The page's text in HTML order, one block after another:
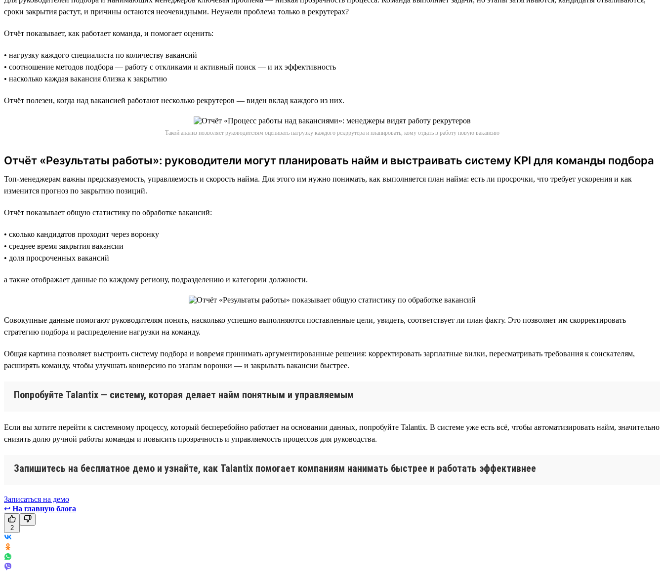
сроки закрытия растут, и причины остаются неочевидными. Неужели проблема только в рекрутерах?
Отчёт показывает, как работает команда, и помогает оценить:
• нагрузку каждого специалиста по количеству вакансий
• соотношение методов подбора — работу с откликами и активный поиск — и их эффективность
• насколько каждая вакансия близка к закрытию
Отчёт полезен, когда над вакансией работают несколько рекрутеров — виден вклад каждого из них.
Такой анализ позволяет руководителям оценивать нагрузку каждого рекррутера и планировать, кому отдать в работу новую вакансию
Отчёт «Результаты работы»: руководители могут планировать найм и выстраивать систему KPI для команды подбора
Топ-менеджерам важны предсказуемость, управляемость и скорость найма. Для этого им нужно понимать, как выполняется план найма: есть ли просрочки, что требует ускорения и как
изменится прогноз по закрытию позиций.
Отчёт показывает общую статистику по обработке вакансий:
• сколько кандидатов проходит через воронку
• среднее время закрытия вакансии
• доля просроченных вакансий
а также отображает данные по каждому региону, подразделению и категории должности.
Совокупные данные помогают руководителям понять, насколько успешно выполняются поставленные цели, увидеть, соответствует ли план факту. Это позволяет им скорректировать
стратегию подбора и распределение нагрузки на команду.
Общая картина позволяет выстроить систему подбора и вовремя принимать аргументированные решения: корректировать зарплатные вилки, пересматривать требования к соискателям,
расширять команду, чтобы улучшать конверсию по этапам воронки — и закрывать вакансии быстрее.
Попробуйте Talantix — систему, которая делает найм понятным и управляемым
Если вы хотите перейти к системному процессу, который бесперебойно работает на основании данных, попробуйте Talantix. В системе уже есть всё, чтобы автоматизировать найм, значительно
снизить долю ручной работы команды и повысить прозрачность и управляемость процессов для руководства.
Запишитесь на бесплатное демо и узнайте, как Talantix помогает компаниям нанимать быстрее и работать эффективнее
Записаться на демо
↩ На главную блога
2